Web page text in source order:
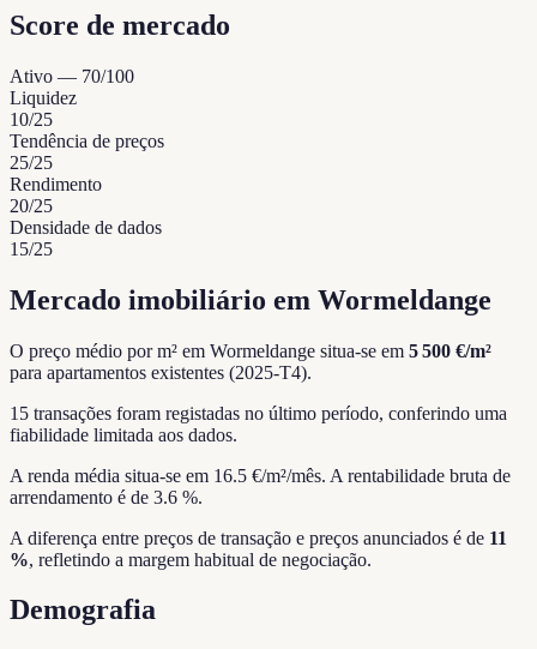
Score de mercado
Ativo — 70/100
Liquidez
10/25
Tendência de preços
25/25
Rendimento
20/25
Densidade de dados
15/25
Mercado imobiliário em Wormeldange
O preço médio por m² em Wormeldange situa-se em 5 500 €/m²
para apartamentos existentes (2025-T4).
15 transações foram registadas no último período, conferindo uma
fiabilidade limitada aos dados.
A renda média situa-se em 16.5 €/m²/mês. A rentabilidade bruta de
arrendamento é de 3.6 %.
A diferença entre preços de transação e preços anunciados é de 11
%, refletindo a margem habitual de negociação.
Demografia